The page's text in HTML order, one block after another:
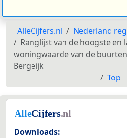
AlleCijfers.nl Nederland
Ranglijst van de hoogste en
woningwaarde van de
Bergeijk
Top
Downloads: